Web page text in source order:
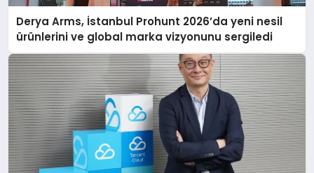
Derya Arms, İstanbul Prohunt 2026’da yeni nesil
ürünlerini ve global marka vizyonunu sergiledi